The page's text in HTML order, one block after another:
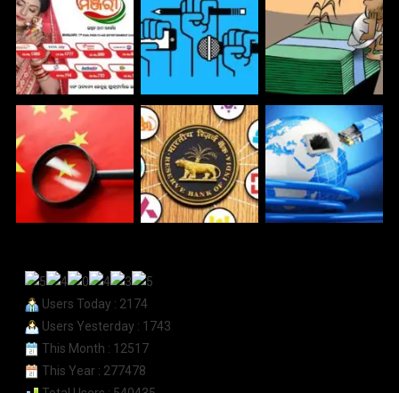
Users Today : 2174
Users Yesterday : 1743
This Month : 12517
This Year : 277478